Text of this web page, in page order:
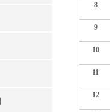
8
9
10
11
12